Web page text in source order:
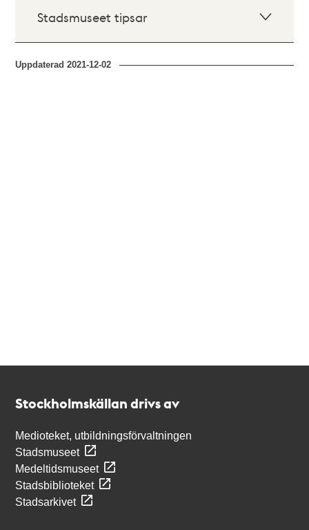
Stadsmuseet tipsar
Uppdaterad2021-12-02
Stockholmskällan drivs av
Medioteket, utbildningsförvaltningen
Stadsmuseet
Medeltidsmuseet
Stadsbiblioteket
Stadsarkivet